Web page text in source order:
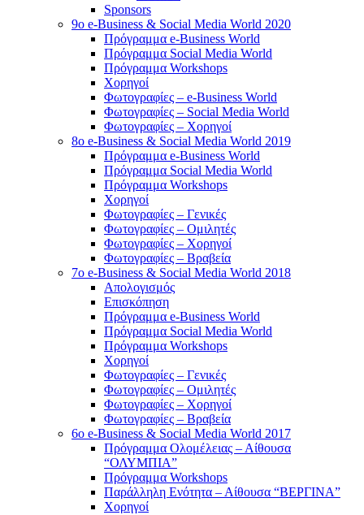
Sponsors
9o e-Business & Social Media World 2020
Πρόγραμμα e-Business World
Πρόγραμμα Social Media World
Πρόγραμμα Workshops
Χορηγοί
Φωτογραφίες – e-Business World
Φωτογραφίες – Social Media World
Φωτογραφίες – Χορηγοί
8o e-Business & Social Media World 2019
Πρόγραμμα e-Business World
Πρόγραμμα Social Media World
Πρόγραμμα Workshops
Χορηγοί
Φωτογραφίες – Γενικές
Φωτογραφίες – Ομιλητές
Φωτογραφίες – Χορηγοί
Φωτογραφίες – Βραβεία
7o e-Business & Social Media World 2018
Απολογισμός
Επισκόπηση
Πρόγραμμα e-Business World
Πρόγραμμα Social Media World
Πρόγραμμα Workshops
Χορηγοί
Φωτογραφίες – Γενικές
Φωτογραφίες – Ομιλητές
Φωτογραφίες – Χορηγοί
Φωτογραφίες – Βραβεία
6o e-Business & Social Media World 2017
Πρόγραμμα Ολομέλειας – Αίθουσα
“ΟΛΥΜΠΙΑ”
Πρόγραμμα Workshops
Παράλληλη Ενότητα – Αίθουσα “ΒΕΡΓΙΝΑ”
Χορηγοί